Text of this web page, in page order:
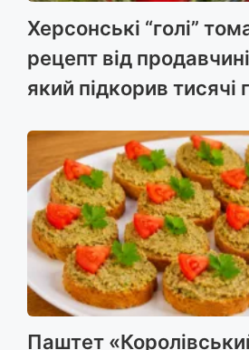
Херсонські “голі”
рецепт від
який підкорив тисячі
Паштет